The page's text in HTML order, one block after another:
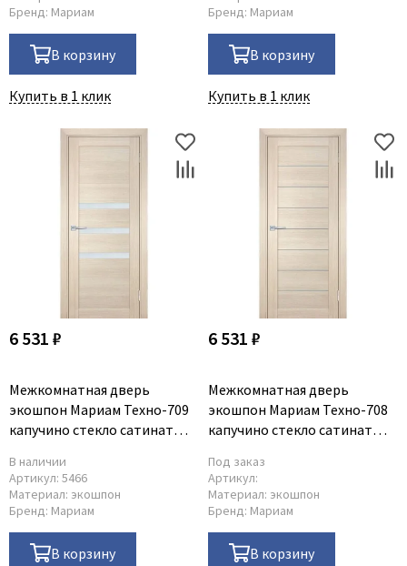
Бренд: Мариам
В корзину
Купить в 1 клик
Бренд: Мариам
В корзину
Купить в 1 клик
6 531 ₽
Межкомнатная дверь
экошпон Мариам Техно-709
капучино стекло сатинат
В наличии
Артикул: 5466
Материал: экошпон
Бренд: Мариам
В корзину
6 531 ₽
Межкомнатная дверь
экошпон Мариам Техно-708
капучино стекло сатинат
Под заказ
Артикул:
Материал: экошпон
Бренд: Мариам
В корзину